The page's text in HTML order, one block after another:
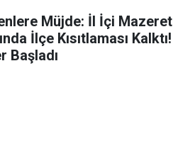
Müjde: İl İçi Mazeret
İlçe Kısıtlaması Kalktı!
Başladı